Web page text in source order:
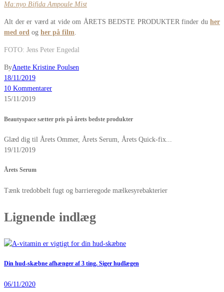
Ma:nyo Bifida Ampoule Mist
Alt der er værd at vide om ÅRETS BEDSTE PRODUKTER finder du her
med ord og her på film.
FOTO: Jens Peter Engedal
ByAnette Kristine Poulsen
18/11/2019
10 Kommentarer
15/11/2019
Beautyspace sætter pris på årets bedste produkter
Glæd dig til Årets Ommer, Årets Serum, Årets Quick-fix...
19/11/2019
Årets Serum
Tænk tredobbelt fugt og barrieregode mælkesyrebakterier
Lignende indlæg
Din hud-skæbne afhænger af 3 ting. Siger hudlægen
06/11/2020